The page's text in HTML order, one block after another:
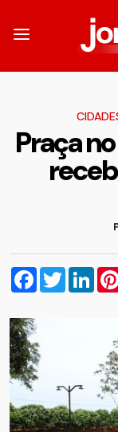
Praça
Facebook
Twitter